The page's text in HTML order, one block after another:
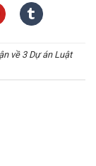
về 3 Dự án Luật